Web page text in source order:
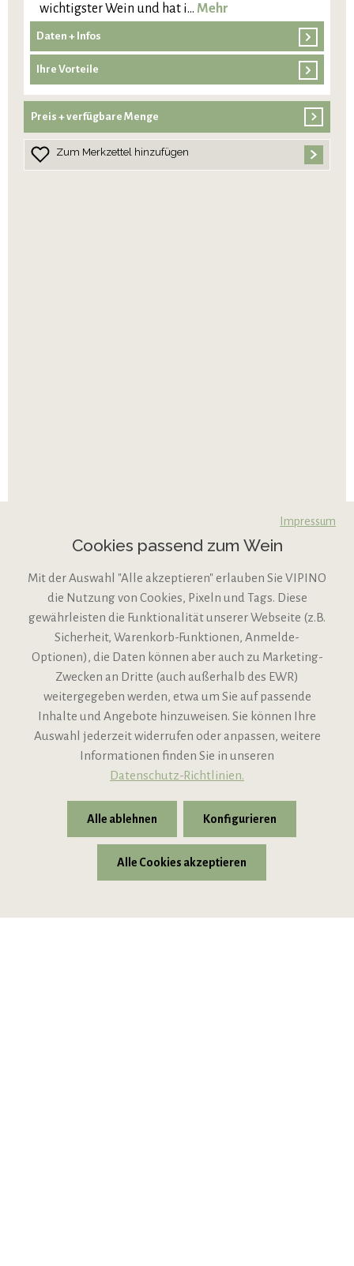
wichtigster Wein und hat i… Mehr
Daten + Infos
Ihre Vorteile
Preis + verfügbare Menge
Zum Merkzettel hinzufügen
VIPINO Service
Informationen
Support
* Alle Preise inkl. gesetzl. Mehrwertsteuer zzgl.Versandkosten
Impressum
Cookies passend zum Wein
Mit der Auswahl "Alle akzeptieren" erlauben Sie VIPINO
die Nutzung von Cookies, Pixeln und Tags. Diese
gewährleisten die Funktionalität unserer Webseite (z.B.
Sicherheit, Warenkorb-Funktionen, Anmelde-
Optionen), die Daten können aber auch zu Marketing-
Zwecken an Dritte (auch außerhalb des EWR)
weitergegeben werden, etwa um Sie auf passende
Inhalte und Angebote hinzuweisen. Sie können Ihre
Auswahl jederzeit widerrufen oder anpassen, weitere
Informationen finden Sie in unseren
Datenschutz-Richtlinien.
Alle ablehnen Konfigurieren
Alle Cookies akzeptieren